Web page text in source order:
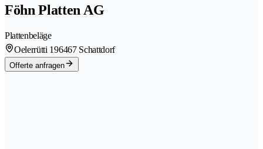
Föhn Platten AG
Plattenbeläge
Oelerrütti 196467 Schattdorf
Offerte anfragen